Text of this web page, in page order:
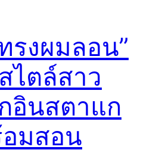
รงผมลอน”
ไตล์สาว
อินสตาแก
มสอน